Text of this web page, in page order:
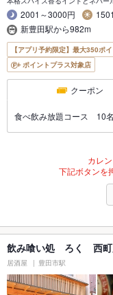
2001～3000円
新豊田駅から982m
【アプリ予約限定】最大350ポ
ポイントプラス対象店
クーポン
食べ飲み放題コース 10
カレ
下記ボタンを
飲み喰い処 ろく 西
居酒屋 豊田市駅